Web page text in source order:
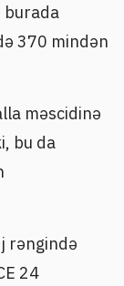
burada
370 mindən
məscidinə
bu da
rəngində
24